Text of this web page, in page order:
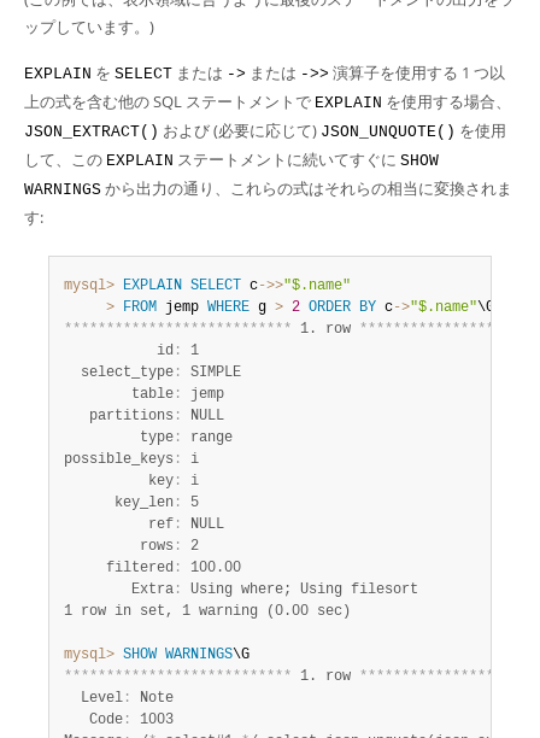
ップしています。)
EXPLAIN を SELECT または -> または ->> 演算子を使用する 1 つ以
上の式を含む他の SQL ステートメントで EXPLAIN を使用する場合、
JSON_EXTRACT() および (必要に応じて) JSON_UNQUOTE() を使用
して、この EXPLAIN ステートメントに続いてすぐに SHOW
WARNINGS から出力の通り、これらの式はそれらの相当に変換されま
す:
mysql> EXPLAIN SELECT c->>"$.name"
> FROM jemp WHERE g > 2 ORDER BY c->"$.name"
*************************** 1. row ****************
           id
:
1
  select_type
:
SIMPLE
        table
:
jemp
   partitions
:
NULL
         type
:
range
possible_keys :
i
          key
:
i
      key_len
:
5
          ref
:
NULL
         rows
:
2
     filtered
:
100.00
        Extra
:
1 row in set, 1 warning (0.00 sec)
mysql> SHOW WARNINGS
*************************** 1. row ****************
  Level
:
Note
   Code
:
1003